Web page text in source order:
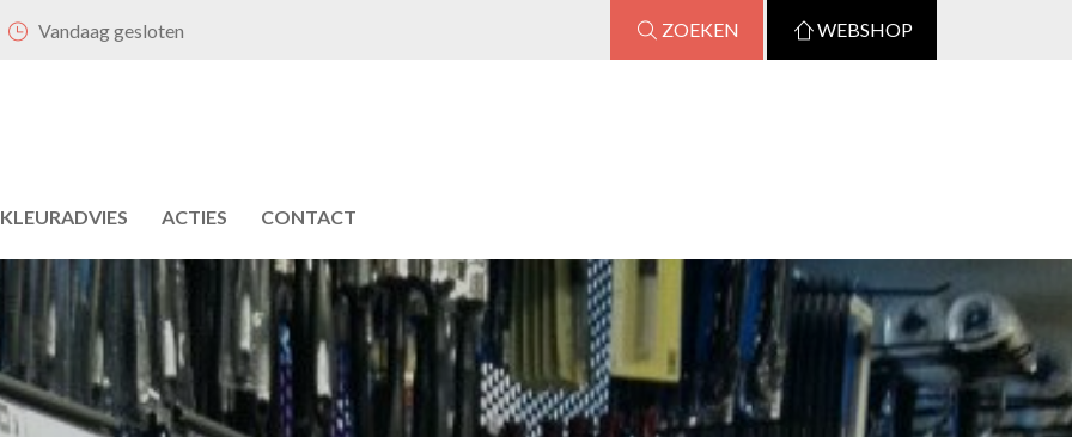
Vandaag gesloten ZOEKEN WEBSHOP
KLEURADVIES ACTIES CONTACT